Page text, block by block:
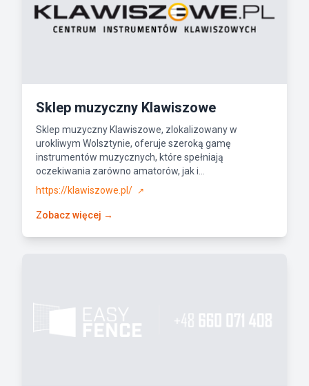
Sklep muzyczny Klawiszowe
Sklep muzyczny Klawiszowe, zlokalizowany w
urokliwym Wolsztynie, oferuje szeroką gamę
instrumentów muzycznych, które spełniają
oczekiwania zarówno amatorów, jak i...
https://klawiszowe.pl/
↗
Zobacz więcej →